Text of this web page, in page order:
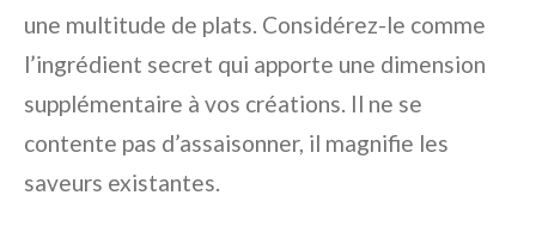
une multitude de plats. Considérez-le comme
l’ingrédient secret qui apporte une dimension
supplémentaire à vos créations. Il ne se
contente pas d’assaisonner, il magnifie les
saveurs existantes.